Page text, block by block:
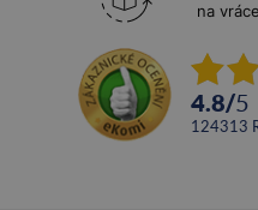
na
4.8/5
124313